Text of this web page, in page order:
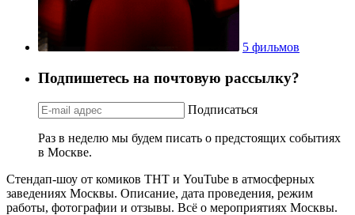
5 фильмов
Подпишетесь на почтовую рассылку?
Подписаться
Раз в неделю мы будем писать о предстоящих событиях
в Москве.
Стендап-шоу от комиков ТНТ и YouTube в атмосферных
заведениях Москвы. Описание, дата проведения, режим
работы, фотографии и отзывы. Всё о мероприятиях Москвы.